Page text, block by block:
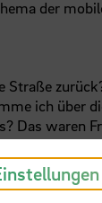
der
Straße
ich über
Das waren
und für
sie
hatten: